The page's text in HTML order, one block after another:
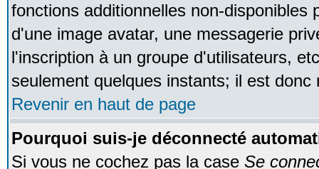
fonctions additionnelles non-disponibles
d'une image avatar, une messagerie
l'inscription à un groupe d'utilisateurs,
seulement quelques instants; il est
Revenir en haut de page
Pourquoi suis-je déconnecté
Si vous ne cochez pas la case Se